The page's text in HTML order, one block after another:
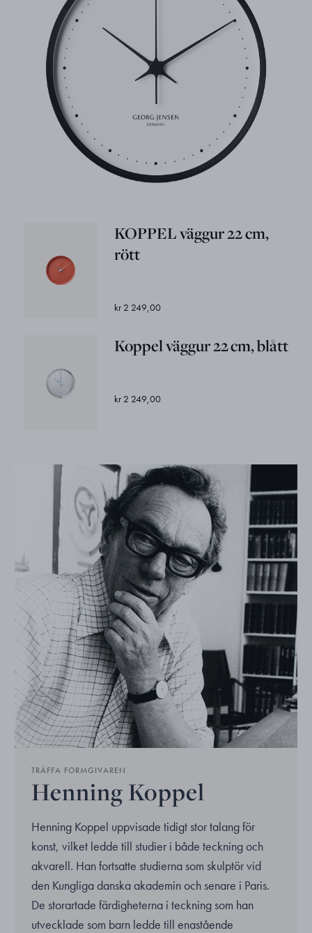
KOPPEL väggur 22 cm,
rött
kr 2 249,00
Koppel väggur 22 cm, blått
kr 2 249,00
TRÄFFA FORMGIVAREN
Henning Koppel
Henning Koppel uppvisade tidigt stor talang för
konst, vilket ledde till studier i både teckning och
akvarell. Han fortsatte studierna som skulptör vid
den Kungliga danska akademin och senare i Paris.
De storartade färdigheterna i teckning som han
utvecklade som barn ledde till enastående